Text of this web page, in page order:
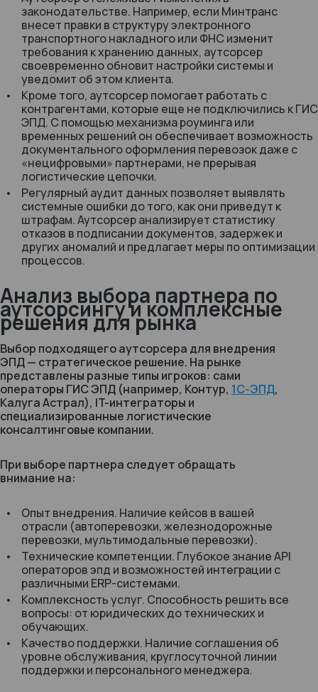
законодательстве. Например, если Минтранс
внесет правки в структуру электронного
транспортного накладного или ФНС изменит
требования к хранению данных, аутсорсер
своевременно обновит настройки системы и
уведомит об этом клиента.
Кроме того, аутсорсер помогает работать с
контрагентами, которые еще не подключились к ГИС
ЭПД. С помощью механизма роуминга или
временных решений он обеспечивает возможность
документального оформления перевозок даже с
«нецифровыми» партнерами, не прерывая
логистические цепочки.
Регулярный аудит данных позволяет выявлять
системные ошибки до того, как они приведут к
штрафам. Аутсорсер анализирует статистику
отказов в подписании документов, задержек и
других аномалий и предлагает меры по оптимизации
процессов.
Анализ выбора партнера по
аутсорсингу и комплексные
решения для рынка
Выбор подходящего аутсорсера для внедрения
ЭПД — стратегическое решение. На рынке
представлены разные типы игроков: сами
операторы ГИС ЭПД (например, Контур, 1С-ЭПД,
Калуга Астрал), IT-интеграторы и
специализированные логистические
консалтинговые компании.
При выборе партнера следует обращать
внимание на:
Опыт внедрения. Наличие кейсов в вашей
отрасли (автоперевозки, железнодорожные
перевозки, мультимодальные перевозки).
Технические компетенции. Глубокое знание API
операторов эпд и возможностей интеграции с
различными ERP-системами.
Комплексность услуг. Способность решить все
вопросы: от юридических до технических и
обучающих.
Качество поддержки. Наличие соглашения об
уровне обслуживания, круглосуточной линии
поддержки и персонального менеджера.